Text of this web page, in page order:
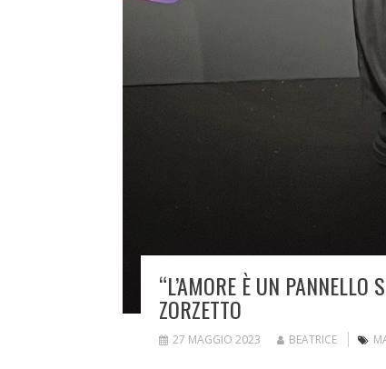
“L’AMORE È UN
ZORZETTO
27 MAGGIO 2023 BEATRICE